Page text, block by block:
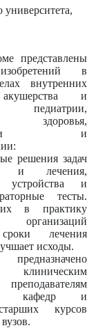
университета,
представлены
в
внутренних
и
педиатрии,
здоровья,
и
решения задач
и лечения,
устройства и
тесты.
в практику
лечения
исходы.
преподавателям
кафедр и
курсов